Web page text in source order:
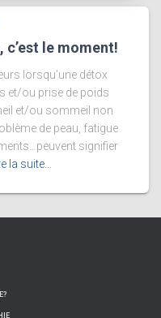
c’est le moment!
lorsqu’une détox
et/ou prise de poids
et/ou sommeil non
de peau, fatigue
signifier
la suite…